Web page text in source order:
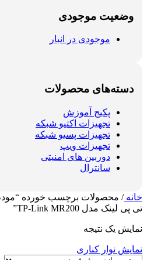
وضعیت موجودی
موجودی در انبار
دسته‌های محصولات
پکیج آموزش
تجهیزات اکتیو شبکه
تجهیزات پسیو شبکه
تجهیزات ویپ
دوربین های امنیتی
سانترال
خانه/
تی پی لینک مدل TP-Link MR200”
نمایش یک نتیجه
نمایش نوار کناری